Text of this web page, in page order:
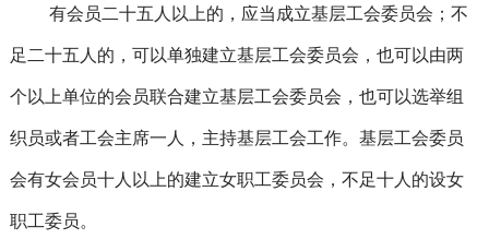
有会员二十五人以上的，应当成立基层工会委员会；不
足二十五人的，可以单独建立基层工会委员会，也可以由两
个以上单位的会员联合建立基层工会委员会，也可以选举组
织员或者工会主席一人，主持基层工会工作。基层工会委员
会有女会员十人以上的建立女职工委员会，不足十人的设女
职工委员。